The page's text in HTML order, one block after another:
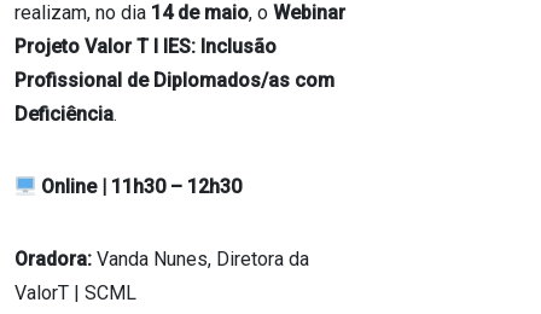
realizam, no dia 14 de maio, o Webinar
Projeto Valor T I IES: Inclusão
Profissional de Diplomados/as com
Deficiência.
Online | 11h30 – 12h30
Oradora: Vanda Nunes, Diretora da
ValorT | SCML